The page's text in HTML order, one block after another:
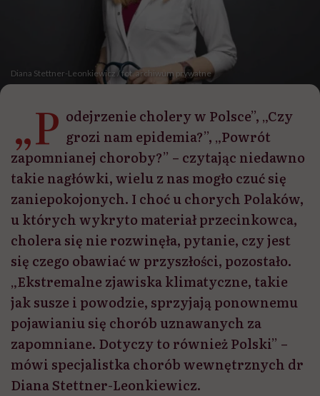
Diana Stettner-Leonkiewicz / fot. archiwum prywatne
„P odejrzenie cholery w Polsce”, „Czy
grozi nam epidemia?”, „Powrót
zapomnianej choroby?” – czytając niedawno
takie nagłówki, wielu z nas mogło czuć się
zaniepokojonych. I choć u chorych Polaków,
u których wykryto materiał przecinkowca,
cholera się nie rozwinęła, pytanie, czy jest
się czego obawiać w przyszłości, pozostało.
„Ekstremalne zjawiska klimatyczne, takie
jak susze i powodzie, sprzyjają ponownemu
pojawianiu się chorób uznawanych za
zapomniane. Dotyczy to również Polski” –
mówi specjalistka chorób wewnętrznych dr
Diana Stettner-Leonkiewicz.